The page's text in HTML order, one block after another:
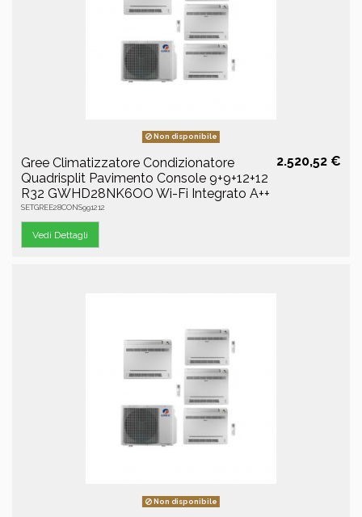
Non disponibile
Gree Climatizzatore Condizionatore
Quadrisplit Pavimento Console 9+9+12+12
R32 GWHD28NK6OO Wi-Fi Integrato A++
SETGREE28CONS991212
2.520,52 €
Vedi Dettagli
Non disponibile